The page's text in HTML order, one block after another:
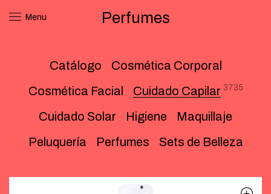
Menu Perfumes
Catálogo
Cosmética Corporal
Cosmética Facial
Cuidado Capilar 3735
Cuidado Solar Higiene
Maquillaje
Peluquería
Perfumes Sets de Belleza